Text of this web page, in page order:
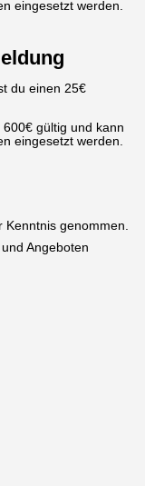
eingesetzt werden.
du einen 25€
gültig und kann
eingesetzt werden.
Kenntnis genommen.
Angeboten